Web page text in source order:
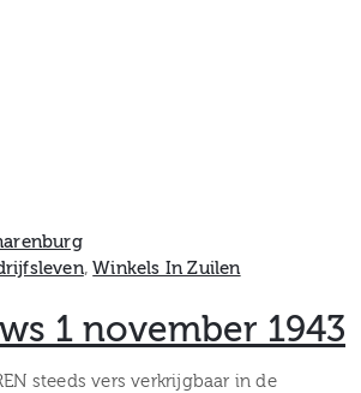
‚Winkels In Zuilen
1 november 1943
steeds vers verkrijgbaar in de